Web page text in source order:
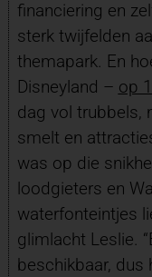
financiering en
sterk twijfelden
themapark. En
Disneyland – op
dag vol trubbels,
smelt en
was op die
loodgieters en
waterfonteintjes
glimlacht Leslie.
beschikbaar, dus